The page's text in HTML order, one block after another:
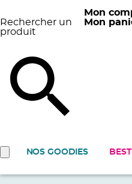
Rechercher un
produit
Mon
Mon
NOS GOODIES